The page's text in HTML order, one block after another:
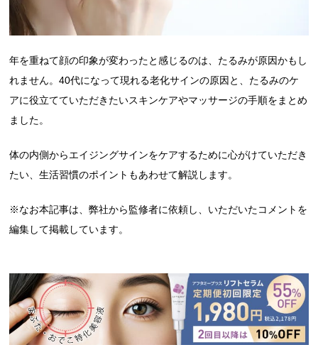
年を重ねて顔の印象が変わったと感じるのは、たるみが原因かもし
れません。40代になって現れる老化サインの原因と、たるみのケ
アに役立てていただきたいスキンケアやマッサージの手順をまとめ
ました。
体の内側からエイジングサインをケアするために心がけていただき
たい、生活習慣のポイントもあわせて解説します。
※なお本記事は、弊社から監修者に依頼し、いただいたコメントを
編集して掲載しています。